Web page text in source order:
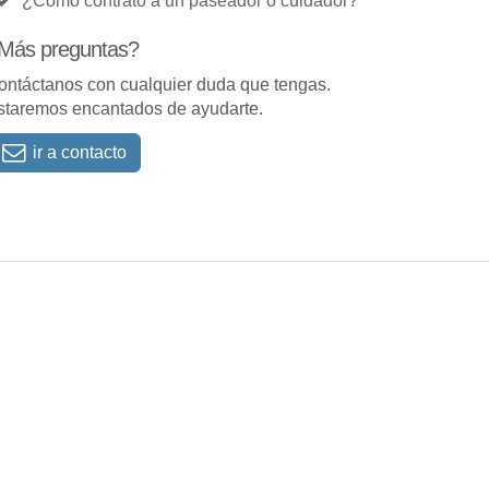
preguntas?
con cualquier duda que tengas.
encantados de ayudarte.
ir a contacto